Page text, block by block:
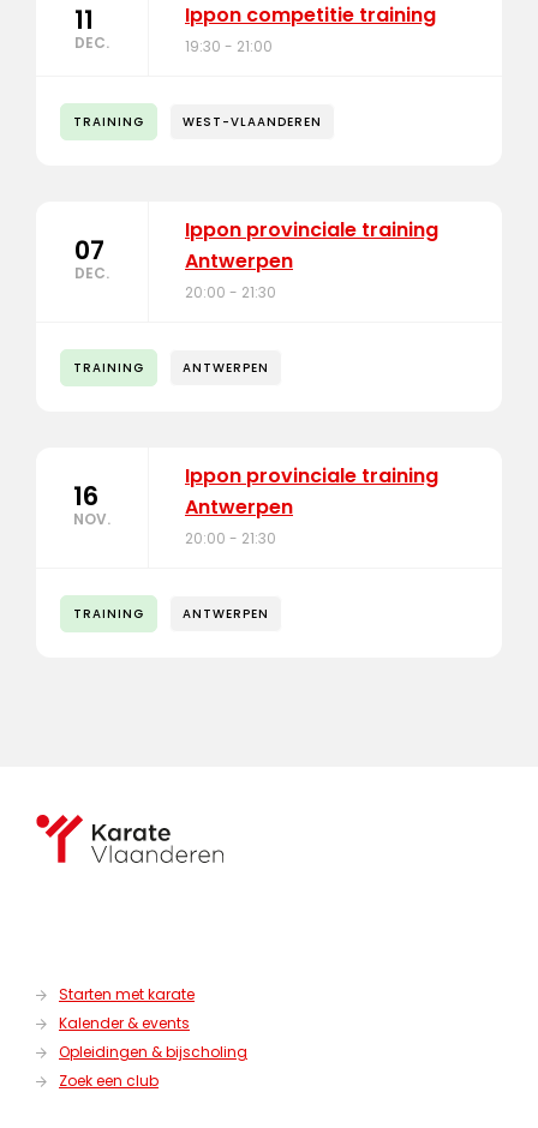
11
DEC.
Ippon competitie training
19:30 - 21:00
TRAINING WEST-VLAANDEREN
07
DEC.
Ippon provinciale training
Antwerpen
20:00 - 21:30
TRAINING ANTWERPEN
16
NOV.
Ippon provinciale training
Antwerpen
20:00 - 21:30
TRAINING ANTWERPEN
Starten met karate
Kalender & events
Opleidingen & bijscholing
Zoek een club